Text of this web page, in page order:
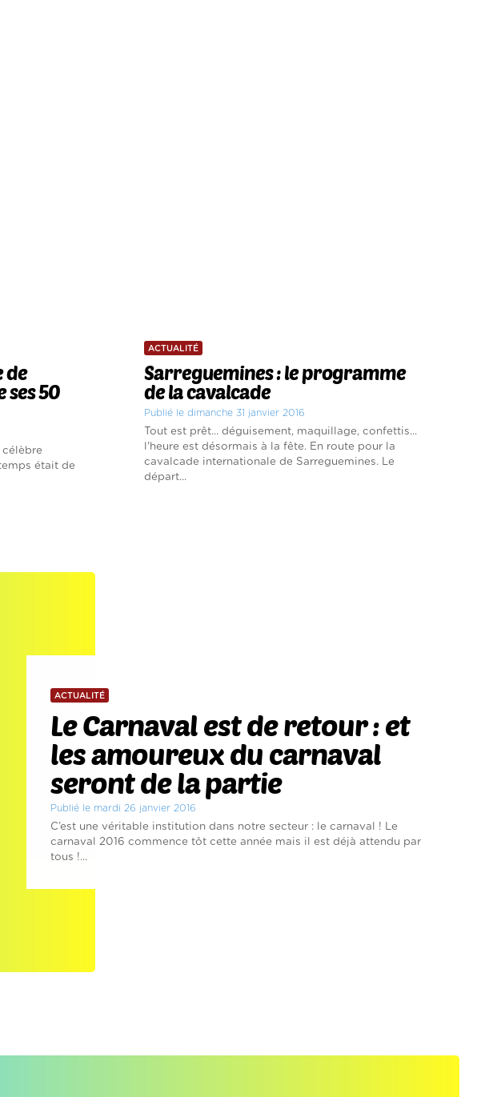
de
ses 50
était de
ACTUALITÉ
Sarreguemines : le programme
de la cavalcade
Publié le dimanche 31 janvier 2016
Tout est prêt... déguisement, maquillage, confettis...
l'heure est désormais à la fête. En route pour la
cavalcade internationale de Sarreguemines. Le
départ...
ACTUALITÉ
Le Carnaval est de retour : et
les amoureux du carnaval
seront de la partie
Publié le mardi 26 janvier 2016
C’est une véritable institution dans notre secteur : le carnaval ! Le
carnaval 2016 commence tôt cette année mais il est déjà attendu par
tous !...